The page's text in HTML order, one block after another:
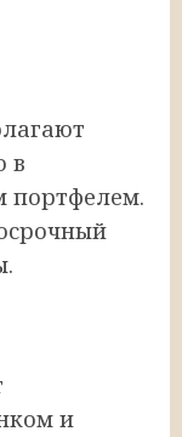
в
портфелем.
и